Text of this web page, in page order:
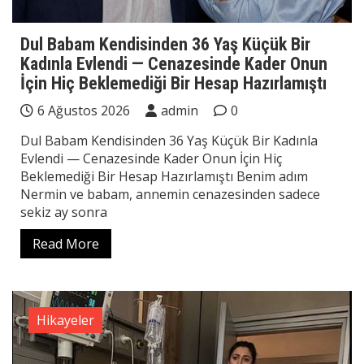
Dul Babam Kendisinden 36 Yaş Küçük Bir
Kadınla Evlendi — Cenazesinde Kader Onun
İçin Hiç Beklemediği Bir Hesap Hazırlamıştı
6 Ağustos 2026 admin
0
Dul Babam Kendisinden 36 Yaş Küçük Bir Kadınla
Evlendi — Cenazesinde Kader Onun İçin Hiç
Beklemediği Bir Hesap Hazırlamıştı Benim adım
Nermin ve babam, annemin cenazesinden sadece
sekiz ay sonra
Read More
Hikayeler